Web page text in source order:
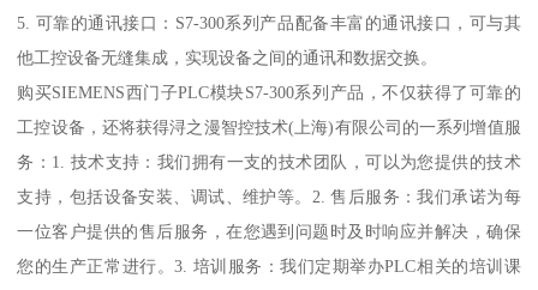
5. 可靠的通讯接口：S7-300系列产品配备丰富的通讯接口，可与其
他工控设备无缝集成，实现设备之间的通讯和数据交换。
购买SIEMENS西门子PLC模块S7-300系列产品，不仅获得了可靠的
工控设备，还将获得浔之漫智控技术(上海)有限公司的一系列增值服
务：1. 技术支持：我们拥有一支的技术团队，可以为您提供的技术
支持，包括设备安装、调试、维护等。2. 售后服务：我们承诺为每
一位客户提供的售后服务，在您遇到问题时及时响应并解决，确保
您的生产正常进行。3. 培训服务：我们定期举办PLC相关的培训课